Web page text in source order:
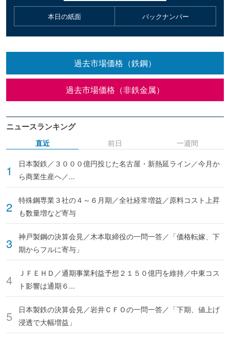
本日の紙面 バックナンバー
過去市場価格（鉄鋼）
過去市場価格（非鉄金属）
ニュースランキング
直近
日本製鉄／３０００億円投じた名古屋・新熱延ライン／今月か
ら商業生産へ／...
特殊鋼専業３社の４～６月期／全社経常増益／原料コスト上昇
も数量増など寄与
神戸製鋼の決算会見／木本取締役の一問一答／「価格転嫁、下
期からフルに寄与」
ＪＦＥＨＤ／通期事業利益予想２１５０億円を維持／中東コス
ト影響は通期６...
日本製鉄の決算会見／岩井ＣＦＯの一問一答／「下期、値上げ
浸透で大幅増益」
前日 一週間